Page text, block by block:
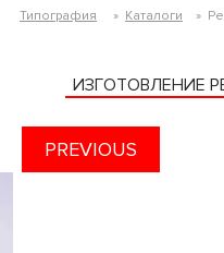
Типография » Каталоги »
ИЗГОТОВЛЕНИЕ
PREVIOUS